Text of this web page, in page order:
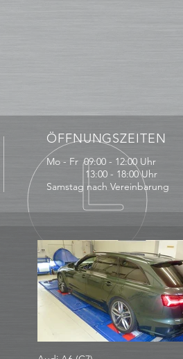
ÖFFNUNGSZEITEN
Mo - Fr 09:00 - 12:00 Uhr
13:00 - 18:00 Uhr
Samstag nach Vereinbarung